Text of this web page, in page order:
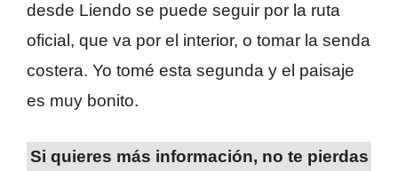
desde Liendo se puede seguir por la ruta
oficial, que va por el interior, o tomar la senda
costera. Yo tomé esta segunda y el paisaje
es muy bonito.
Si quieres más información, no te pierdas